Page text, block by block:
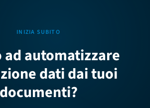
INIZIA SUBITO
ad automatizzare
dati dai tuoi
documenti?